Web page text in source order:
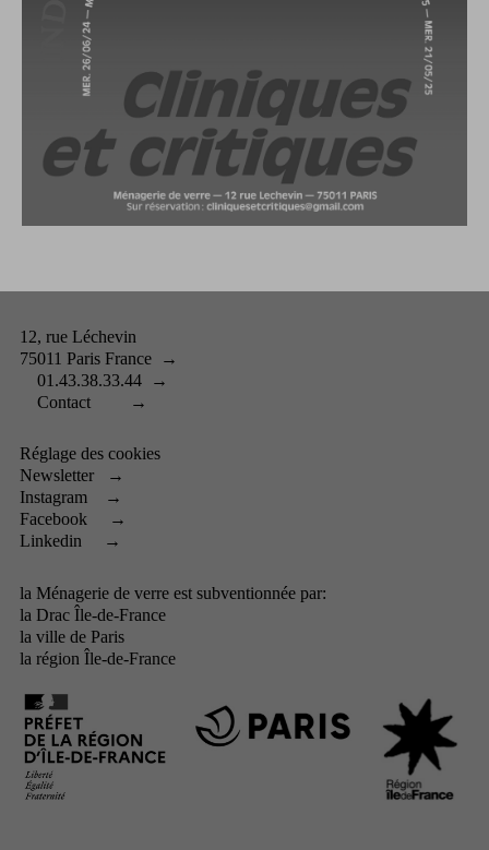
12, rue Léchevin
75011 Paris France →
01.43.38.33.44 →
Contact →
Réglage des cookies
Newsletter →
Instagram →
Facebook →
Linkedin →
la Ménagerie de verre est subventionnée par:
la Drac Île-de-France
la ville de Paris
la région Île-de-France